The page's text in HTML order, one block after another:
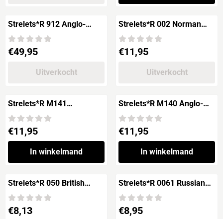
Strelets*R 912 Anglo-
Saxon Army - Hastings
1066
Prijs: 49,95
€49,95
Uitverkocht
Strelets*R 002 Norman
Archers
Prijs: 11,95
€11,95
Uitverkocht
Strelets*R M141
Housecarls of King Harold
Prijs: 11,95
€11,95
In winkelmand
Strelets*R M140 Anglo-
Saxon Fyrd
Prijs: 11,95
€11,95
In winkelmand
Strelets*R 050 British
Hussars
Prijs: 8,13
€8,13
Strelets*R 0061 Russian
Crimean Uhlans
Prijs: 8,95
€8,95